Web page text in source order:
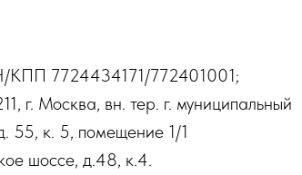
7724434171/772401001;
г. Москва, вн. тер. г. муниципальный
55, к. 5, помещение 1/1
шоссе, д.48, к.4.